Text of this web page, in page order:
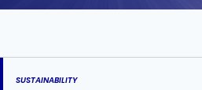
SUSTAINABILITY